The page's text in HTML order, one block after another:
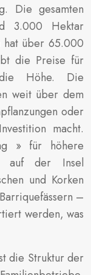
Die gesamten
3.000 Hektar
hat über 65.000
die Preise für
Höhe. Die
weit über dem
oder
macht.
» für höhere
auf der Insel
und Korken
–
werden, was
die Struktur der